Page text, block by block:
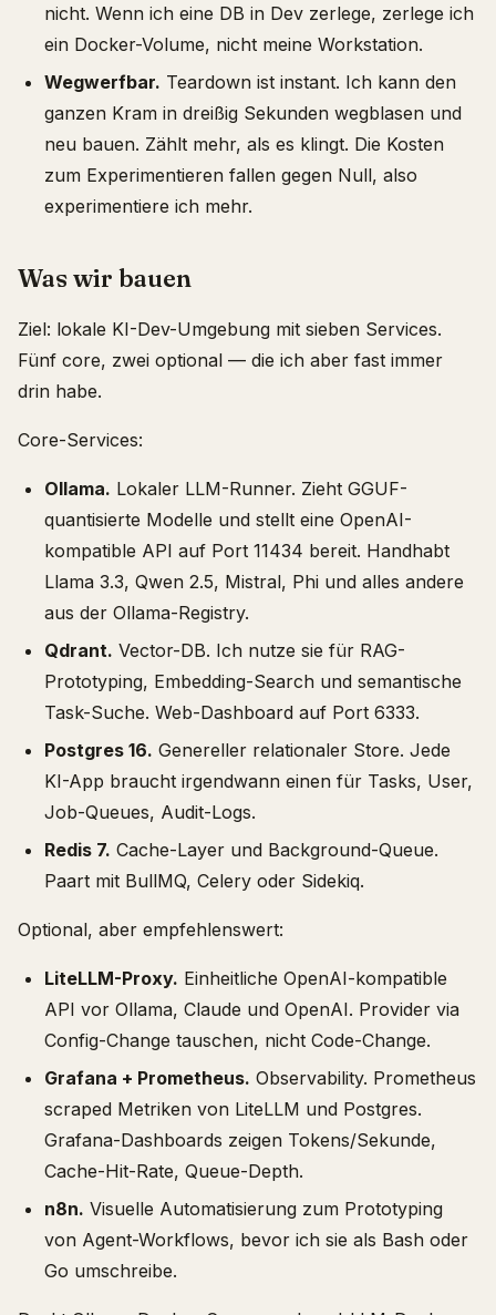
nicht. Wenn ich eine DB in Dev zerlege, zerlege ich
ein Docker-Volume, nicht meine Workstation.
Wegwerfbar. Teardown ist instant. Ich kann den
ganzen Kram in dreißig Sekunden wegblasen und
neu bauen. Zählt mehr, als es klingt. Die Kosten
zum Experimentieren fallen gegen Null, also
experimentiere ich mehr.
Was wir bauen
Ziel: lokale KI-Dev-Umgebung mit sieben Services.
Fünf core, zwei optional — die ich aber fast immer
drin habe.
Core-Services:
Ollama. Lokaler LLM-Runner. Zieht GGUF-
quantisierte Modelle und stellt eine OpenAI-
kompatible API auf Port 11434 bereit. Handhabt
Llama 3.3, Qwen 2.5, Mistral, Phi und alles andere
aus der Ollama-Registry.
Qdrant. Vector-DB. Ich nutze sie für RAG-
Prototyping, Embedding-Search und semantische
Task-Suche. Web-Dashboard auf Port 6333.
Postgres 16. Genereller relationaler Store. Jede
KI-App braucht irgendwann einen für Tasks, User,
Job-Queues, Audit-Logs.
Redis 7. Cache-Layer und Background-Queue.
Paart mit BullMQ, Celery oder Sidekiq.
Optional, aber empfehlenswert:
LiteLLM-Proxy. Einheitliche OpenAI-kompatible
API vor Ollama, Claude und OpenAI. Provider via
Config-Change tauschen, nicht Code-Change.
Grafana + Prometheus. Observability. Prometheus
scraped Metriken von LiteLLM und Postgres.
Grafana-Dashboards zeigen Tokens/Sekunde,
Cache-Hit-Rate, Queue-Depth.
n8n. Visuelle Automatisierung zum Prototyping
von Agent-Workflows, bevor ich sie als Bash oder
Go umschreibe.